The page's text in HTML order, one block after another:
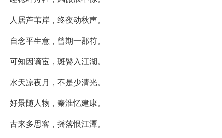
人居芦苇岸，终夜动秋声。
自念平生意，曾期一郡符。
可知因谪宦，斑鬓入江湖。
水天凉夜月，不是少清光。
好景随人物，秦淮忆建康。
古来多思客，摇落恨江潭。